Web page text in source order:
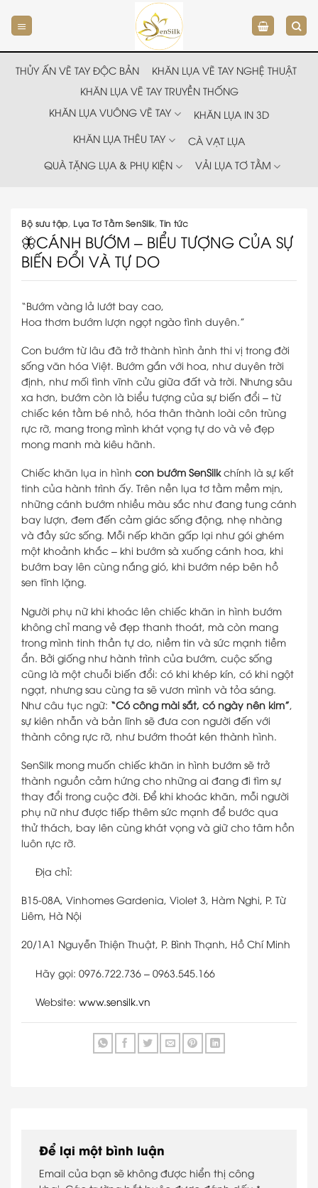
đến
nội
dung
THỦY ẤN VẼ TAY ĐỘC BẢN
KHĂN LỤA VẼ TAY NGHỆ THUẬT
KHĂN LỤA VẼ TAY TRUYỀN THỐNG
KHĂN LỤA VUÔNG VẼ TAY
KHĂN LỤA IN 3D
KHĂN LỤA THÊU TAY
CÀ VẠT LỤA
QUÀ TẶNG LỤA & PHỤ KIỆN
VẢI LỤA TƠ TẰM
Bộ sưu tập, Lụa Tơ Tằm SenSilk,Tin tức
🦋CÁNH BƯỚM – BIỂU TƯỢNG CỦA SỰ
BIẾN ĐỔI VÀ TỰ DO
“Bướm vàng lả lướt bay cao,
Hoa thơm bướm lượn ngọt ngào tình duyên.”
Con bướm từ lâu đã trở thành hình ảnh thi vị trong đời
sống văn hóa Việt. Bướm gắn với hoa, như duyên trời
định, như mối tình vĩnh cửu giữa đất và trời. Nhưng sâu
xa hơn, bướm còn là biểu tượng của sự biến đổi – từ
chiếc kén tằm bé nhỏ, hóa thân thành loài côn trùng
rực rỡ, mang trong mình khát vọng tự do và vẻ đẹp
mong manh mà kiêu hãnh.
Chiếc khăn lụa in hình con bướm SenSilkchính là sự kết
tinh của hành trình ấy. Trên nền lụa tơ tằm mềm mịn,
những cánh bướm nhiều màu sắc như đang tung cánh
bay lượn, đem đến cảm giác sống động, nhẹ nhàng
và đầy sức sống. Mỗi nếp khăn gấp lại như gói ghém
một khoảnh khắc – khi bướm sà xuống cánh hoa, khi
bướm bay lên cùng nắng gió, khi bướm nép bên hồ
sen tĩnh lặng.
Người phụ nữ khi khoác lên chiếc khăn in hình bướm
không chỉ mang vẻ đẹp thanh thoát, mà còn mang
trong mình tinh thần tự do, niềm tin và sức mạnh tiềm
ẩn. Bởi giống như hành trình của bướm, cuộc sống
cũng là một chuỗi biến đổi: có khi khép kín, có khi ngột
ngạt, nhưng sau cùng ta sẽ vươn mình và tỏa sáng.
Như câu tục ngữ: “Có công mài sắt, có ngày nên kim”
sự kiên nhẫn và bản lĩnh sẽ đưa con người đến với
thành công rực rỡ, như bướm thoát kén thành hình.
SenSilk mong muốn chiếc khăn in hình bướm sẽ trở
thành nguồn cảm hứng cho những ai đang đi tìm sự
thay đổi trong cuộc đời. Để khi khoác khăn, mỗi người
phụ nữ như được tiếp thêm sức mạnh để bước qua
thử thách, bay lên cùng khát vọng và giữ cho tâm hồn
luôn rực rỡ.
Địa chỉ:
B15-08A, Vinhomes Gardenia, Violet 3, Hàm Nghi, P. Từ
Liêm, Hà Nội
20/1A1 Nguyễn Thiện Thuật, P. Bình Thạnh, Hồ Chí Minh
Hãy gọi: 0976.722.736 – 0963.545.166
Website: www.sensilk.vn
Để lại một bình luận
Email của bạn sẽ không được hiển thị công